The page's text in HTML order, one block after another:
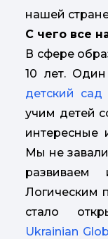
нашей
С чего все
В сфере
10 лет.
детский сад
учим детей
интересные
Мы не
развиваем
Логическим
стало
Ukrainian